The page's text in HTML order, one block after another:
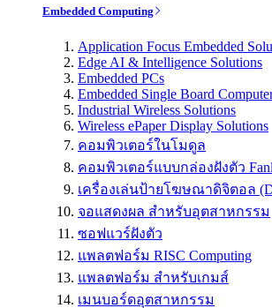
Embedded Computing
Application Focus Embedded
Edge AI & Intelligence Solutions
Embedded PCs
Embedded Single Board
Industrial Wireless Solutions
Wireless ePaper Display Solutions
คอมพิวเตอร์ในโมดูล
คอมพิวเตอร์แบบกล่องฝังตัว
เครื่องเล่นป้ายโฆษณาดิจิตอล
จอแสดงผล สำหรับอุตสาหกรรม
ซอฟแวร์ฝังตัว
แพลตฟอร์ม RISC Computing
แพลตฟอร์ม สำหรับเกมส์
เมนบอร์ดอุตสาหกรรม